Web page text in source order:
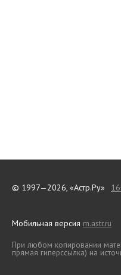
© 1997—2026, «Астр.Ру»
Мобильная версия m.astr.ru
При любом копировании
прямая гиперссылка) на